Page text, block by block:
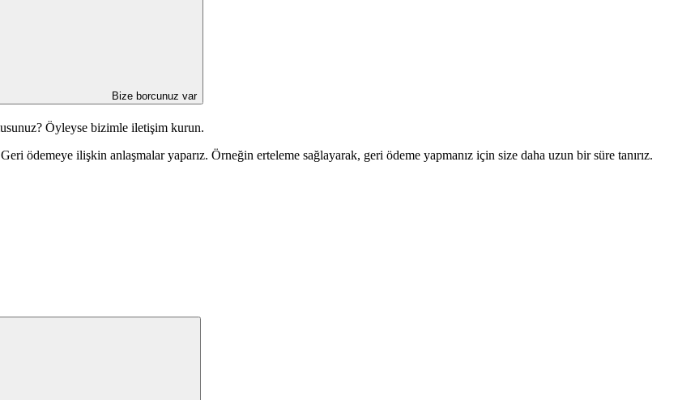
Bize borcunuz var
Öyleyse bizimle iletişim kurun.
ödemeye ilişkin anlaşmalar yaparız. Örneğin erteleme sağlayarak, geri ödeme yapmanız için size daha uzun bir süre tanırız.